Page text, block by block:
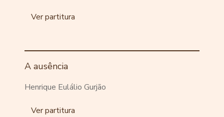
Ver partitura
A ausência
Henrique Eulálio Gurjão
Ver partitura